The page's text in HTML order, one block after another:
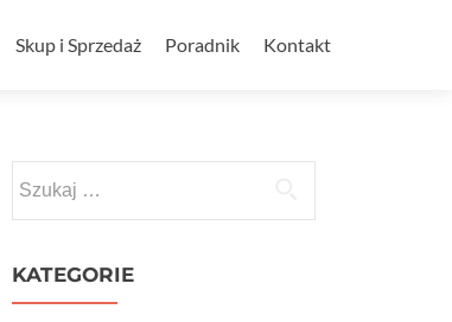
Skup i Sprzedaż Poradnik Kontakt
KATEGORIE